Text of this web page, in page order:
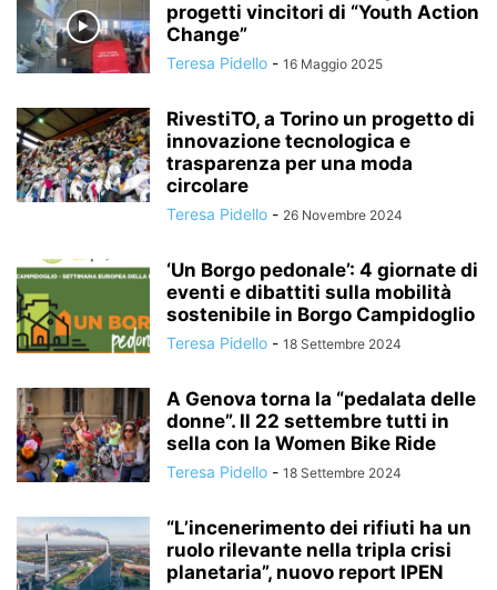
progetti vincitori di “Youth Action
Change”
Teresa Pidello - 16 Maggio 2025
RivestiTO, a Torino un progetto di
innovazione tecnologica e
trasparenza per una moda
circolare
Teresa Pidello - 26 Novembre 2024
‘Un Borgo pedonale’: 4 giornate di
eventi e dibattiti sulla mobilità
sostenibile in Borgo Campidoglio
Teresa Pidello - 18 Settembre 2024
A Genova torna la “pedalata delle
donne”. Il 22 settembre tutti in
sella con la Women Bike Ride
Teresa Pidello - 18 Settembre 2024
“L’incenerimento dei rifiuti ha un
ruolo rilevante nella tripla crisi
planetaria”, nuovo report IPEN